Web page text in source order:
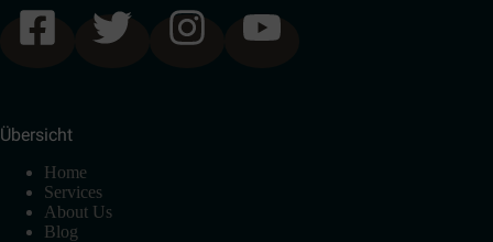
Übersicht
Home
Services
About Us
Blog